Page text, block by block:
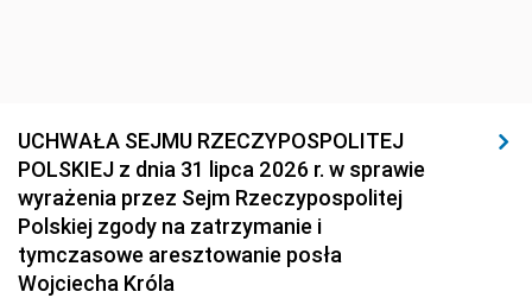
UCHWAŁA SEJMU RZECZYPOSPOLITEJ
POLSKIEJ z dnia 31 lipca 2026 r. w sprawie
wyrażenia przez Sejm Rzeczypospolitej
Polskiej zgody na zatrzymanie i
tymczasowe aresztowanie posła
Wojciecha Króla